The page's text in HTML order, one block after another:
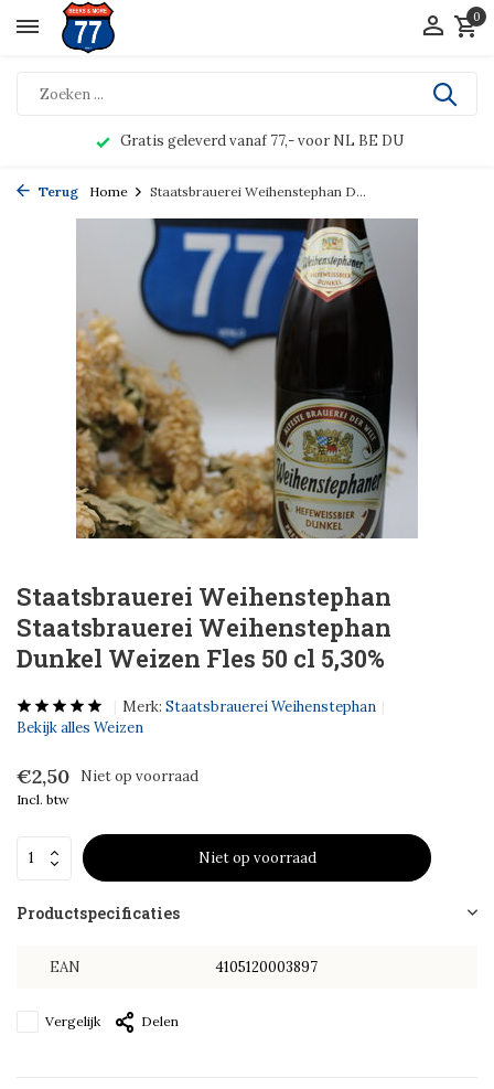
0
Gratis geleverd vanaf 77,- voor NL BE DU
Terug Home Staatsbrauerei Weihenstephan D...
Staatsbrauerei Weihenstephan
Staatsbrauerei Weihenstephan
Dunkel Weizen Fles 50 cl 5,30%
Merk: Staatsbrauerei Weihenstephan
Bekijk alles Weizen
€2,50 Niet op voorraad
Incl. btw
Niet op voorraad
Productspecificaties
EAN 4105120003897
Vergelijk Delen